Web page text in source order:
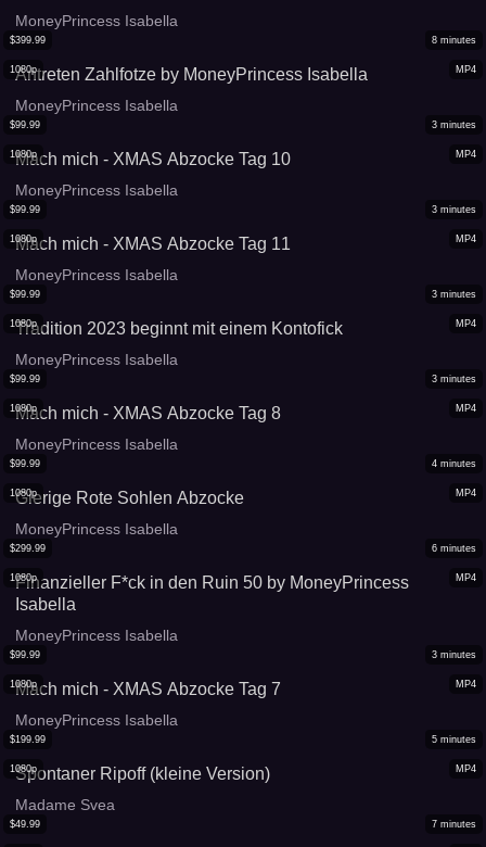
MoneyPrincess Isabella
MP4
1080p
$399.99 8 minutes
Antreten Zahlfotze by MoneyPrincess Isabella
MoneyPrincess Isabella
MP4
1080p
$99.99 3 minutes
Mach mich - XMAS Abzocke Tag 10
MoneyPrincess Isabella
MP4
1080p
$99.99 3 minutes
Mach mich - XMAS Abzocke Tag 11
MoneyPrincess Isabella
MP4
1080p
$99.99 3 minutes
Tradition 2023 beginnt mit einem Kontofick
MoneyPrincess Isabella
MP4
1080p
$99.99 3 minutes
Mach mich - XMAS Abzocke Tag 8
MoneyPrincess Isabella
MP4
1080p
$99.99 4 minutes
Gierige Rote Sohlen Abzocke
MoneyPrincess Isabella
MP4
1080p
$299.99 6 minutes
Finanzieller F*ck in den Ruin 50 by MoneyPrincess
Isabella
MoneyPrincess Isabella
MP4
1080p
$99.99 3 minutes
Mach mich - XMAS Abzocke Tag 7
MoneyPrincess Isabella
MP4
1080p
$199.99 5 minutes
Spontaner Ripoff (kleine Version)
Madame Svea
$49.99 7 minutes